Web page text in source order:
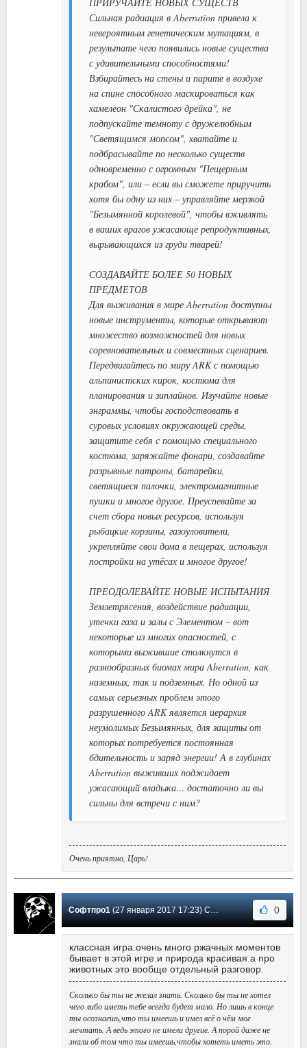
Сильная радиация в Aberration привела к
невероятным генетическим мутациям, в
результате чего появились новые существа
с удивительными способностями!
Взбирайтесь на стены и парите в воздухе
на спине способного маскироваться как
хамелеон "Скалистого дрейка", не
подпускайте темноту с дружелюбным
"Светящимся мопсом", хватайте и
подбрасывайте по несколько существ
одновременно с огромным "Пещерным
крабом", или – если вы сможете приручить
хотя бы одну из них – управляйте мерзкой
"Безымянной королевой", чтобы вживлять
в ваших врагов ужасающе репродуктивных,
вырывающихся из груди тварей!
СОЗДАВАЙТЕ БОЛЕЕ 50 НОВЫХ
ПРЕДМЕТОВ
Для выживания в мире Aberration доступны
новые инструменты, которые открывают
множество возможностей для новых
соревновательных и совместных сценариев.
Передвигайтесь по миру ARK с помощью
альпинистских кирок, костюма для
планирования и зиплайнов. Изучайте новые
энграммы, чтобы господствовать в
суровых условиях окружающей среды,
защитите себя с помощью специального
костюма, заряжайте фонари, создавайте
разрывные патроны, батарейки,
светящиеся палочки, электромагнитные
пушки и многое другое. Преуспевайте за
счет сбора новых ресурсов, используя
рыбацкие корзины, газоуловители,
укрепляйте свои дома в пещерах, используя
постройки на утёсах и многое другое!
ПРЕОДОЛЕВАЙТЕ НОВЫЕ ИСПЫТАНИЯ
Землетрясения, воздействие радиации,
утечки газа и залы с Элементом – вот
некоторые из многих опасностей, с
которыми выжившие столкнутся в
разнообразных биомах мира Aberration, как
наземных, так и подземных. Но одной из
самых серьезных проблем этого
разрушенного ARK является иерархия
неумолимых Безымянных, для защиты от
которых потребуется постоянная
бдительность и заряд энергии! А в глубинах
Aberration выживших поджидает
ужасающий владыка… достаточно ли вы
сильны для встречи с ним?
Очень приятно, Царь!
Софтпро1(27 января 2017 17:23) Сообщение #19 0
классная игра.очень много ржачных моментов
бывает в этой игре.и природа красивая.а про
животных это вообще отдельный разговор.
Сколько бы ты не желал знать. Сколько бы ты не хотел
чего либо иметь тебе всегда будет мало. Но лишь в конце
ты осознаешь,что ты имеешь и имел всё о чём мог
мечтать. А ведь этого не имели другие. А порой даже не
знали об том что ты имеешь,чтобы хотеть иметь это.